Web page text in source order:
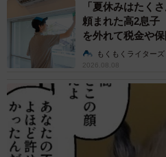
「夏休みはたく
頼まれた高2息
を外れて税金や
説】もくもくライターズ
2026.08.08